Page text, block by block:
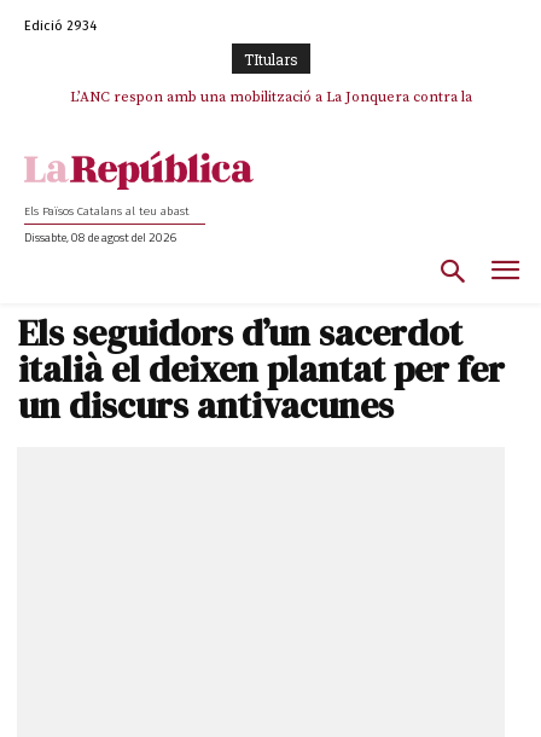
Edició 2934
TItulars
L’ANC respon amb una mobilització a La Jonquera contra la
SOS Costa Brava es planta contra la “nefasta” prolongació de la C-32 i
Els Països Catalans al teu abast
Dissabte, 08 de agost del 2026
Els seguidors d’un sacerdot
italià el deixen plantat per fer
un discurs antivacunes